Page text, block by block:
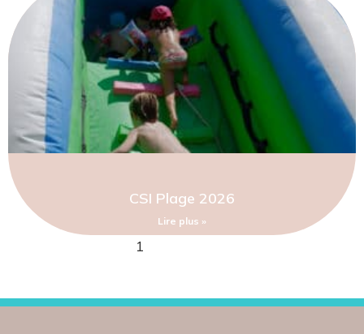
CSI Plage 2026
Lire plus »
1